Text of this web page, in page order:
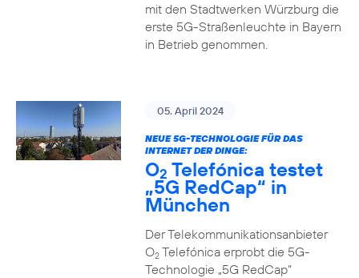
mit den Stadtwerken Würzburg die
erste 5G-Straßenleuchte in Bayern
in Betrieb genommen.
05. April 2024
NEUE 5G-TECHNOLOGIE FÜR DAS
INTERNET DER DINGE:
O2 Telefónica testet
„5G RedCap“ in
München
Der Telekommunikationsanbieter
O2Telefónica erprobt die 5G-
Technologie „5G RedCap“